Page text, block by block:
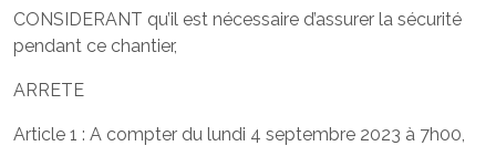
CONSIDERANT qu’il est nécessaire d’assurer la sécurité
pendant ce chantier,
ARRETE
Article 1 : A compter du lundi 4 septembre 2023 à 7h00,